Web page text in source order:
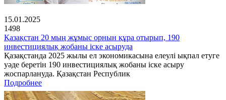
15.01.2025
1498
Қазақстан 20 мың жұмыс орнын құра отырып, 190
инвестициялық жобаны іске асыруда
Қазақстанда 2025 жылы ел экономикасына елеулі ықпал етуге
уәде беретін 190 инвестициялық жобаны іске асыру
жоспарлануда. Қазақстан Республик
Подробнее